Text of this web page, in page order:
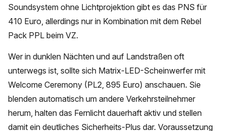
Soundsystem ohne Lichtprojektion gibt es das PNS für
410 Euro, allerdings nur in Kombination mit dem Rebel
Pack PPL beim VZ.
Wer in dunklen Nächten und auf Landstraßen oft
unterwegs ist, sollte sich Matrix-LED-Scheinwerfer mit
Welcome Ceremony (PL2, 895 Euro) anschauen. Sie
blenden automatisch um andere Verkehrsteilnehmer
herum, halten das Fernlicht dauerhaft aktiv und stellen
damit ein deutliches Sicherheits-Plus dar. Voraussetzung